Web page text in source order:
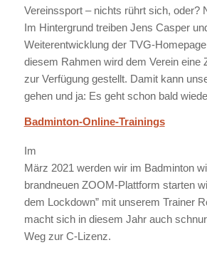
Vereinssport – nichts rührt sich, oder?
Im Hintergrund treiben Jens Casper
Weiterentwicklung der TVG-
diesem Rahmen wird dem Verein eine
zur Verfügung gestellt. Damit kann
gehen und ja: Es geht schon bald
Badminton-Online-Trainings
Im
März 2021 werden wir im Badminton
brandneuen ZOOM-Plattform starten
dem Lockdown” mit unserem Trainer
macht sich in diesem Jahr auch
Weg zur C-Lizenz.